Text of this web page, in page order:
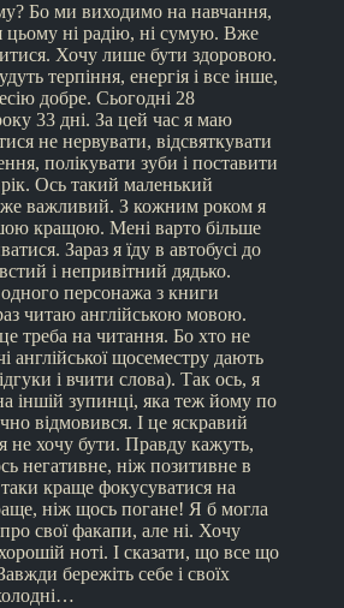
Бо ми виходимо на навчання,
цьому ні радію, ні сумую. Вже
Хочу лише бути здоровою.
терпіння, енергія і все інше,
добре. Сьогодні 28
33 дні. За цей час я маю
не нервувати, відсвяткувати
полікувати зуби і поставити
Ось такий маленький
важливий. З кожним роком я
кращою. Мені варто більше
Зараз я їду в автобусі до
і непривітний дядько.
одного персонажа з книги
читаю англійською мовою.
треба на читання. Бо хто не
англійської щосеместру дають
і вчити слова). Так ось, я
іншій зупинці, яка теж йому по
відмовився. І це яскравий
хочу бути. Правду кажуть,
негативне, ніж позитивне в
краще фокусуватися на
ніж щось погане! Я б могла
свої факапи, але ні. Хочу
ноті. І сказати, що все що
бережіть себе і своїх